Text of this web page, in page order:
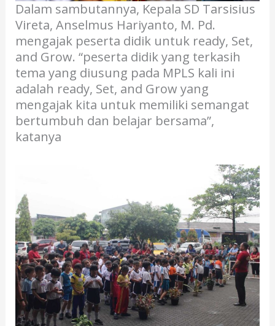
Dalam sambutannya, Kepala SD Tarsisius
Vireta, Anselmus Hariyanto, M. Pd.
mengajak peserta didik untuk ready, Set,
and Grow. “peserta didik yang terkasih
tema yang diusung pada MPLS kali ini
adalah ready, Set, and Grow yang
mengajak kita untuk memiliki semangat
bertumbuh dan belajar bersama”,
katanya